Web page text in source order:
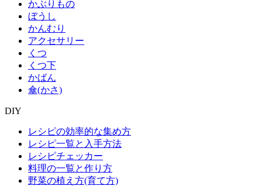
かぶりもの
ぼうし
かんむり
アクセサリー
くつ
くつ下
かばん
傘(かさ)
DIY
レシピの効率的な集め方
レシピ一覧と入手方法
レシピチェッカー
料理の一覧と作り方
野菜の植え方(育て方)